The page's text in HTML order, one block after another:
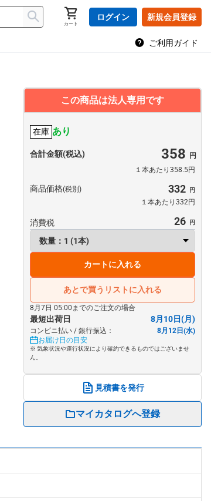
カート
ログイン 新規会員登録
ご利用ガイド
この商品は法人専用です
在庫 あり
合計金額(税込) 358
１本あたり358.5円
商品価格(税別) 332
１本あたり332円
消費税 26
カートに入れる
あとで買うリストに入れる
8月7日 05:00までのご注文の場合
最短出荷日 8月10日(月)
コンビニ払い / 銀行振込：
8月12日(水)
お届け日の目安
※ 気象状況や運行状況により確約できるものではございませ
ん。
見積書を発行
マイカタログへ登録